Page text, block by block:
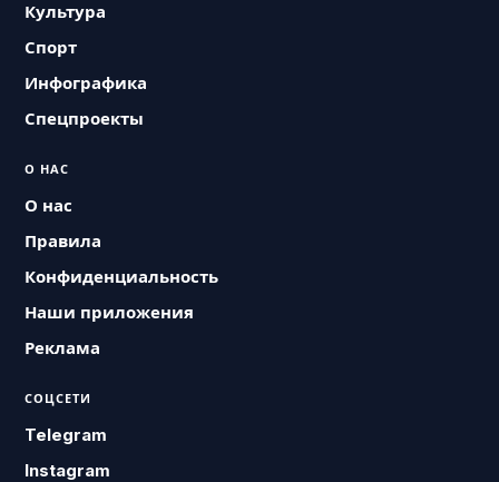
Культура
Спорт
Инфографика
Спецпроекты
О НАС
О нас
Правила
Конфиденциальность
Наши приложения
Реклама
СОЦСЕТИ
Telegram
Instagram